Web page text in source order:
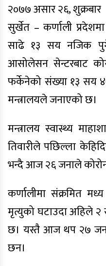
२०७७ असार २६, शुक्रबार
सुर्खेत – कर्णाली
साढे १३ सय नजिक
आसोलेसन सेन्टरबाट
फर्केनेको संख्या १३ सय
मन्त्रालयले जनाएको छ।
मन्त्रालय स्वास्थ्य
तिवारीले पछिल्ला
भन्दै आज २६ जनाले
कर्णालीमा संक्रमित
मृत्युको घटाउदा अहिले
छ। यस्तै आज थप २७ जना
छन।